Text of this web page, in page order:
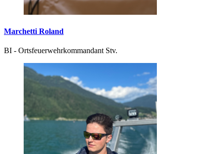
Marchetti Roland
BI - Ortsfeuerwehrkommandant Stv.